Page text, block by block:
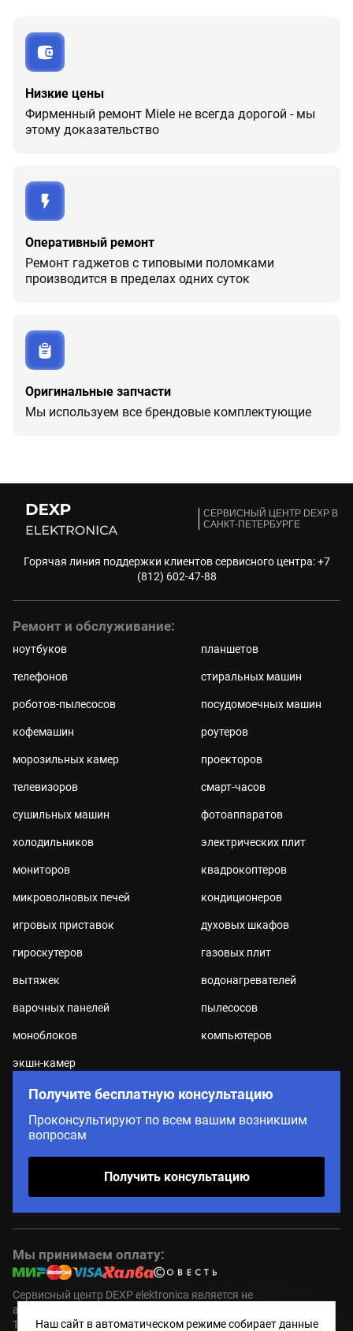
Низкие цены
Фирменный ремонт Miele не всегда дорогой - мы
этому доказательство
Оперативный ремонт
Ремонт гаджетов с типовыми поломками
производится в пределах одних суток
Оригинальные запчасти
Мы используем все брендовые комплектующие
CЕРВИСНЫЙ ЦЕНТР DEXP В
САНКТ-ПЕТЕРБУРГЕ
Горячая линия поддержки клиентов сервисного центра:+7
(812) 602-47-88
Ремонт и обслуживание:
ноутбуков планшетов
телефонов стиральных машин
роботов-пылесосов посудомоечных машин
кофемашин роутеров
морозильных камер проекторов
телевизоров смарт-часов
сушильных машин фотоаппаратов
холодильников электрических плит
мониторов квадрокоптеров
микроволновых печей кондиционеров
игровых приставок духовых шкафов
гироскутеров газовых плит
вытяжек водонагревателей
варочных панелей пылесосов
моноблоков компьютеров
экшн-камер
Получите бесплатную консультацию
Проконсультируют по всем вашим возникшим
вопросам
Получить консультацию
Мы принимаем оплату:
Сервисный центр DEXP elektronica является не
авторизованным (пост гарантийным ) сервисным центром.
Торговые марки DEXP являются зарегистрированным
Наш сайт в автоматическом режиме собирает данные